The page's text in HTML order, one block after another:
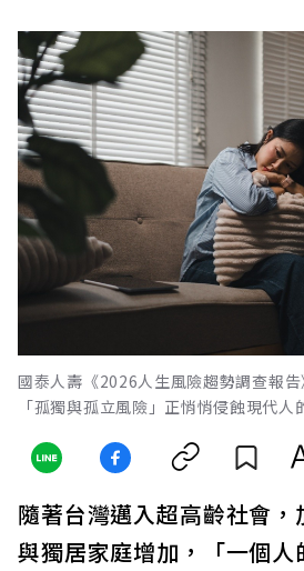
國泰人壽《2026人生風險趨勢調查報
「孤獨與孤立風險」正悄悄侵蝕現代人
隨著台灣邁入超高齡社會
與獨居家庭增加，「一個人